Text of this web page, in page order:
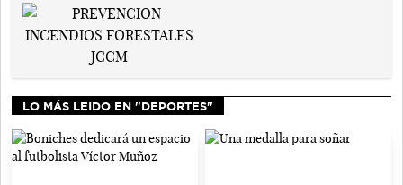
LO MÁS LEIDO EN "DEPORTES"